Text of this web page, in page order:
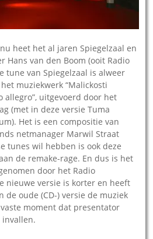
heet het al jaren Spiegelzaal en
Hans van den Boom (ooit Radio
tune van Spiegelzaal is alweer
muziekwerk “Malickosti
allegro”, uitgevoerd door het
(met in deze versie Tuma
Het is een compositie van
netmanager Marwil Straat
tunes wil hebben is ook deze
de remake-rage. En dus is het
door het Radio
nieuwe versie is korter en heeft
de oude (CD-) versie de muziek
moment dat presentator
invallen.